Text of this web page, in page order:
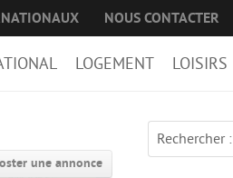
NOUS CONTACTER
LOGEMENT LOISIRS
une annonce
Rechercher :